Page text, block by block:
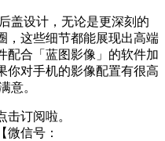
盖设计，无论是更深刻的
，这些细节都能展现出高端
配合「蓝图影像」的软件加
你对手机的影像配置有很高
意。
订阅啦。
微信号：